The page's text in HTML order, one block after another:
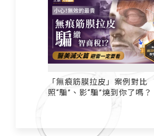
「無痕筋膜拉皮」案例對比
照“騙”、影“騙”燒到你了嗎？ 當心
無效的最貴！看懂這部動畫 省下